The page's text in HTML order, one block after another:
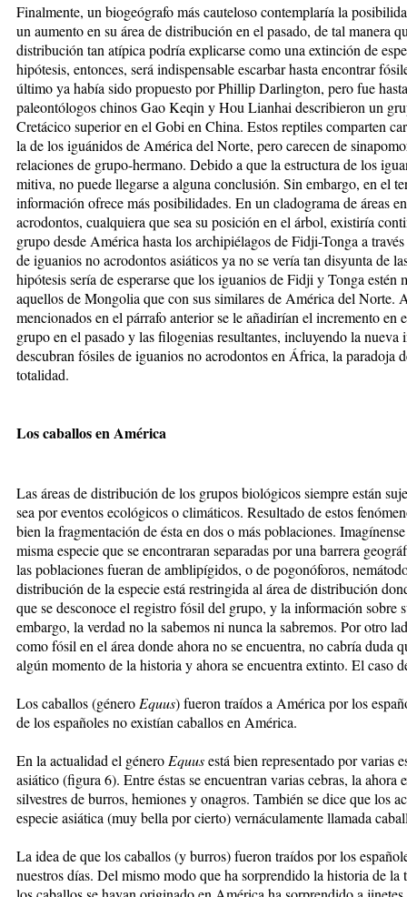
Finalmente, un biogeógrafo más cauteloso contemplaría la
un aumento en su área de distribución en el pasado, de tal manera
distribución tan atípica podría explicarse como una extinción de
hipótesis, entonces, será indispensable escarbar hasta encontrar
último ya había sido propuesto por Phillip Darlington, pero fue
paleontólogos chinos Gao Keqin y Hou Lianhai describieron un
Cretácico superior en el Gobi en China. Estos reptiles comparten
la de los iguánidos de América del Norte, pero carecen de
relaciones de grupo-hermano. Debido a que la estructura de los
miti­va, no puede llegarse a alguna conclu­sión. Sin embargo, en el
información ofrece más posibilidades. En un cladograma de áreas
acrodontos, cualquiera que sea su posición en el árbol, existiría
grupo desde América hasta los archipiélagos deFidji-Tonga a
de iguanios no acrodontos asiáticos ya no se vería tan disyunta de
hipótesis sería de esperarse que los iguanios de Fidji y Tonga estén
aquellos de Mongolia que con sus similares de América del Norte.
mencionados en el párrafo anterior se le añadirían el incremento
grupo en el pasado y las filogenias resultantes, incluyendo la
descubran fósiles de iguanios no acrodontos en África, la paradoja
totalidad.
Los caballos en América
Las áreas de distribución de los grupos biológicos siempre están
sea por eventos ecológicos o climáticos. Resultado de estos
bien la fragmentación de ésta en dos o más poblaciones.
misma especie que se encontraran separadas por una barrera
las poblaciones fueran de amblipígidos, o de pogonóforos,
distribución de la especie está restringida al área de distribución
que se desconoce el registro fósil del grupo, y la información sobre
embargo, la verdad no la sabemos ni nunca la sabremos. Por otro
como fósil en el área donde ahora no se encuentra, no cabría duda
algún momento de la historia y ahora se encuentra extinto. El caso
Los caballos (género Equus) fueron traídos a América por los
de los españoles no existían caballos en América.
En la actualidad el género Equusestá bien representado por varias
asiático (figura 6). Entre éstas se encuentran varias cebras, la ahora
silvestres de burros, hemiones y onagros. También se dice que los
especie asiática (muy bella por cierto) vernáculamente llamada
La idea de que los caballos (y burros) fueron traídos por los
nuestros días. Del mismo modo que ha sorprendido la historia de la